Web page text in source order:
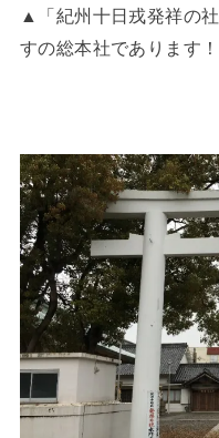
▲「紀州十日戎発祥の
すの総本社であります！